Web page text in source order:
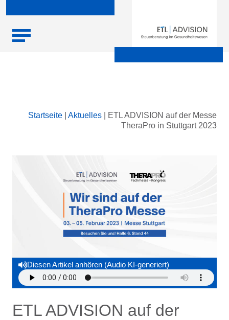
Startseite Aktuelles
ETL ADVISION auf der Messe
TheraPro in Stuttgart 2023
Diesen Artikel anhören (Audio KI-generiert)
ETL ADVISION auf der